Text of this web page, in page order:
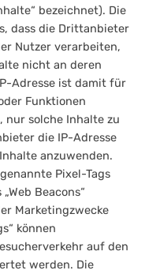
bezeichnet). Die
dass die Drittanbieter
Nutzer verarbeiten,
nicht an deren
Adresse ist damit für
Funktionen
nur solche Inhalte zu
die IP-Adresse
anzuwenden.
Pixel-Tags
Beacons“
Marketingzwecke
können
auf den
werden. Die